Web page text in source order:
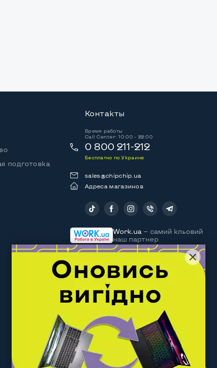
подготовка
Контакты
Время работы
Call Center: 10:00 - 22:00
0 800 211-212
Бесплатно по Украине
sales@chipchip.ua
Адреса магазинов
Work.ua — самий кльовий
наш партнер